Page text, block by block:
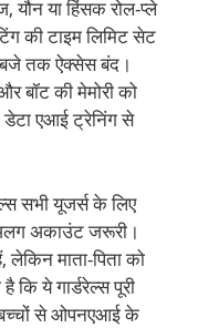
यौन या हिंसक रोल-प्ले
की टाइम लिमिट सेट
तक ऐक्सेस बंद।
बॉट की मेमोरी को
एआई ट्रेनिंग से
सभी यूजर्स के लिए
अकाउंट जरूरी।
माता-पिता को
कि ये गार्डरेल्स पूरी
से ओपनएआई के